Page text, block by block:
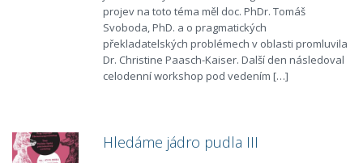
projev na toto téma měl doc. PhDr. Tomáš
Svoboda, PhD. a o pragmatických
překladatelských problémech v oblasti promluvila
Dr. Christine Paasch-Kaiser. Další den následoval
celodenní workshop pod vedením […]
Hledáme jádro pudla III